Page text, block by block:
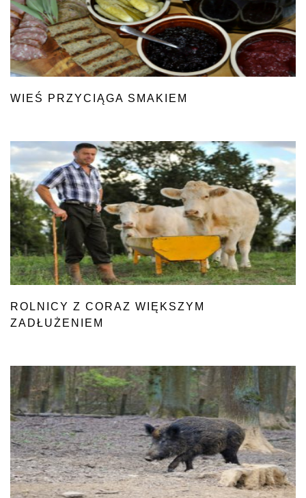
WIEŚ PRZYCIĄGA SMAKIEM
ROLNICY Z CORAZ WIĘKSZYM
ZADŁUŻENIEM